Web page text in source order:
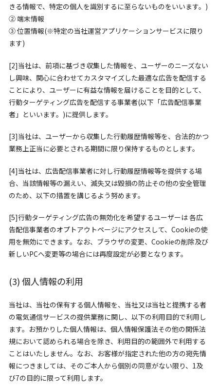
きる情報で、特定の個人を識別するに至らないものをいいます。)
② 端末情報
③ 位置情報(※特定の当社運営アプリケーションサービスに限り
ます)
[2]当社は、前項に基づき収集した情報を、ユーザーのニーズない
し興味、関心に合わせてカスタマイズした最適な広告を配信する
ことにより、ユーザーに有益な情報を届けることを目的として、
行動ターゲティング広告を配信する事業者(以下「広告配信事業
者」といいます。)に提供します。
[3]当社は、ユーザーから収集した行動履歴情報等を、合法的かつ
業務上正当に必要とされる期間に限り保持するものとします。
[4]当社は、広告配信事業者に対し行動履歴情報等を提供する場
合、当該情報等の漏えい、滅失又は毀損の防止その他の安全管理
のため、以下の措置を講じるよう努めます。
[5]行動ターゲティング広告の無効化を希望するユーザーは 各広
告配信事業者のオプトアウトページにアクセスして、Cookieの使
用を無効にできます。なお、ブラウザの変更、Cookieの削除及び
新しいPCへ変更等の場合には再度設定が必要となります。
(3) 個人情報の利用
当社は、当社の保有する個人情報を、当社又は当社と提携する者
の電気通信サービスの提供業務に関し、以下の利用目的で利用し
ます。お預かりした個人情報は、個人情報保護法その他の関係法
規において認められる場合を除き、利用目的の範囲外で利用する
ことはいたしません。なお、お客様が指定された他の方の宛先情
報につきましては、そのご本人から個別の同意がない限り、1及
び7の目的に限って利用します。